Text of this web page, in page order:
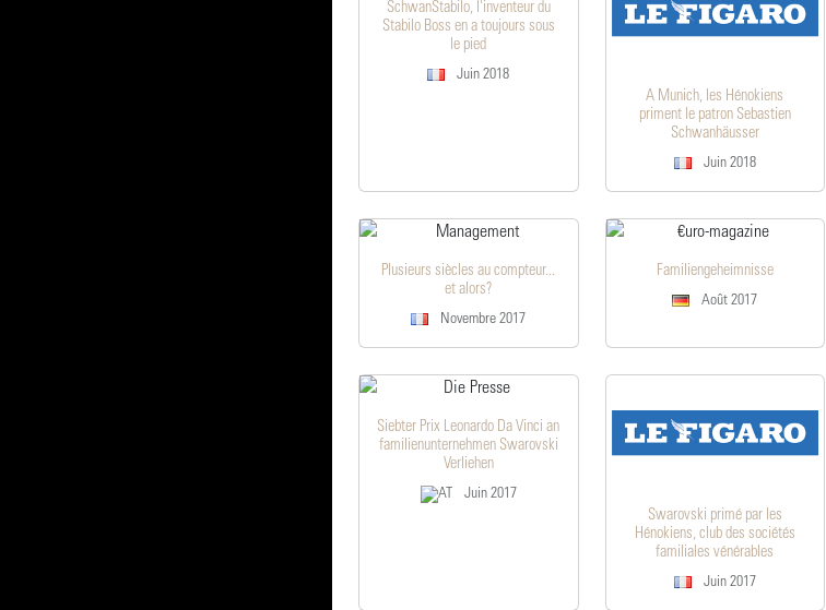
SchwanStabilo, l'inventeur du
Stabilo Boss en a toujours sous
le pied
Juin 2018
A Munich, les Hénokiens
priment le patron Sebastien
Schwanhäusser
Juin 2018
Plusieurs siècles au compteur...
et alors?
Novembre 2017
Familiengeheimnisse
Août 2017
Siebter Prix Leonardo Da Vinci an
familienunternehmen Swarovski
Verliehen
Juin 2017
Swarovski primé par les
Hénokiens, club des sociétés
familiales vénérables
Juin 2017